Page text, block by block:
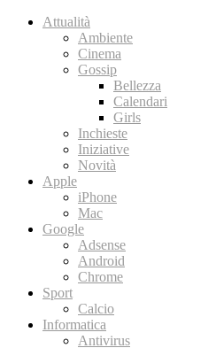
Attualità
Ambiente
Cinema
Gossip
Bellezza
Calendari
Girls
Inchieste
Iniziative
Novità
Apple
iPhone
Mac
Google
Adsense
Android
Chrome
Sport
Calcio
Informatica
Antivirus